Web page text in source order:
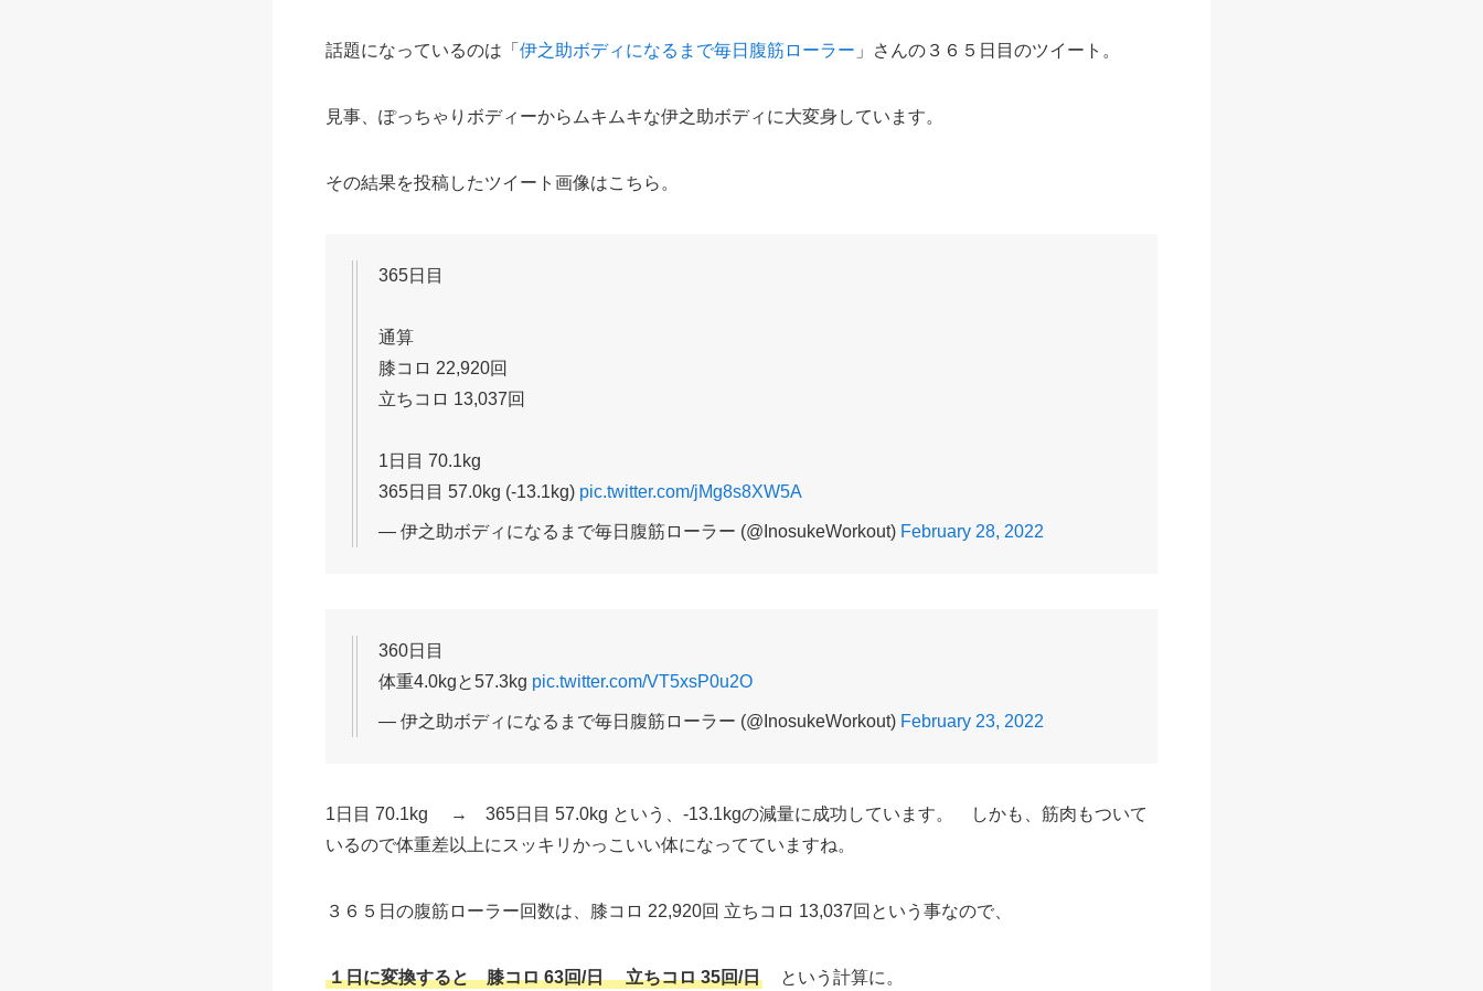
話題になっているのは「 伊之助ボディになるまで毎日腹筋ローラー 」さんの３６５日目のツイート。
見事、ぽっちゃりボディーからムキムキな伊之助ボディに大変身しています。
その結果を投稿したツイート画像はこちら。
365日目
通算
膝コロ 22,920回
立ちコロ 13,037回
1日目 70.1kg
365日目 57.0kg (-13.1kg) pic.twitter.com/jMg8s8XW5A
— 伊之助ボディになるまで毎日腹筋ローラー (@InosukeWorkout) February 28, 2022
360日目
体重4.0kgと57.3kg pic.twitter.com/VT5xsP0u2O
— 伊之助ボディになるまで毎日腹筋ローラー (@InosukeWorkout) February 23, 2022
1日目 70.1kg → 365日目 57.0kg という、-13.1kgの減量に成功しています。 しかも、筋肉もついて
いるので体重差以上にスッキリかっこいい体になってていますね。
３６５日の腹筋ローラー回数は、膝コロ 22,920回 立ちコロ 13,037回という事なので、
１日に変換すると 膝コロ 63回/日 立ちコロ 35回/日 という計算に。